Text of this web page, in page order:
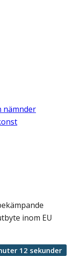
nämnder
inom EU
12 sekunder